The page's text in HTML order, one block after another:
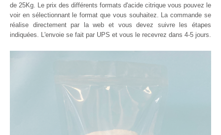
de 25Kg. Le prix des différents formats d'acide citrique vous pouvez le
voir en sélectionnant le format que vous souhaitez. La commande se
réalise directement par la web et vous devez suivre les étapes
indiquées. L'envoie se fait par UPS et vous le recevrez dans 4-5 jours.